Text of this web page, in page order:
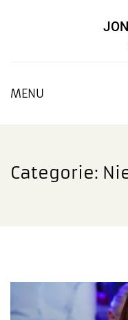
MENU
Categorie: